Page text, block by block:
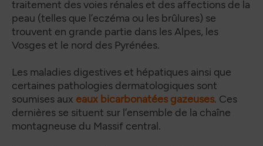
traitement des voies rénales et des affections de la
peau (telles que l’eczéma ou les brûlures) se
trouvent en grande partie dans les Alpes, les
Vosges et le nord des Pyrénées.
Les maladies digestives et hépatiques ainsi que
certaines pathologies dermatologiques sont
soumises aux eaux bicarbonatées gazeuses. Ces
dernières se situent sur l’ensemble de la chaîne
montagneuse du Massif central.